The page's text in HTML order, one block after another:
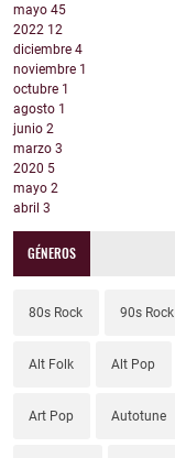
mayo 45
2022 12
diciembre 4
noviembre 1
octubre 1
agosto 1
junio 2
marzo 3
2020 5
mayo 2
abril 3
GÉNEROS
80s Rock 90s Rock
Alt Folk Alt Pop
Art Pop Autotune